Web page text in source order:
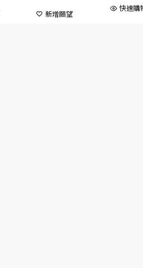
新增願望
快速購